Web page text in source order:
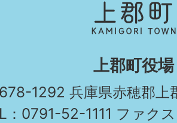
郡
町
KAMIGORI
TOWN
上郡町役場
1292 兵庫県赤穂郡上
：0791-52-1111 ファク